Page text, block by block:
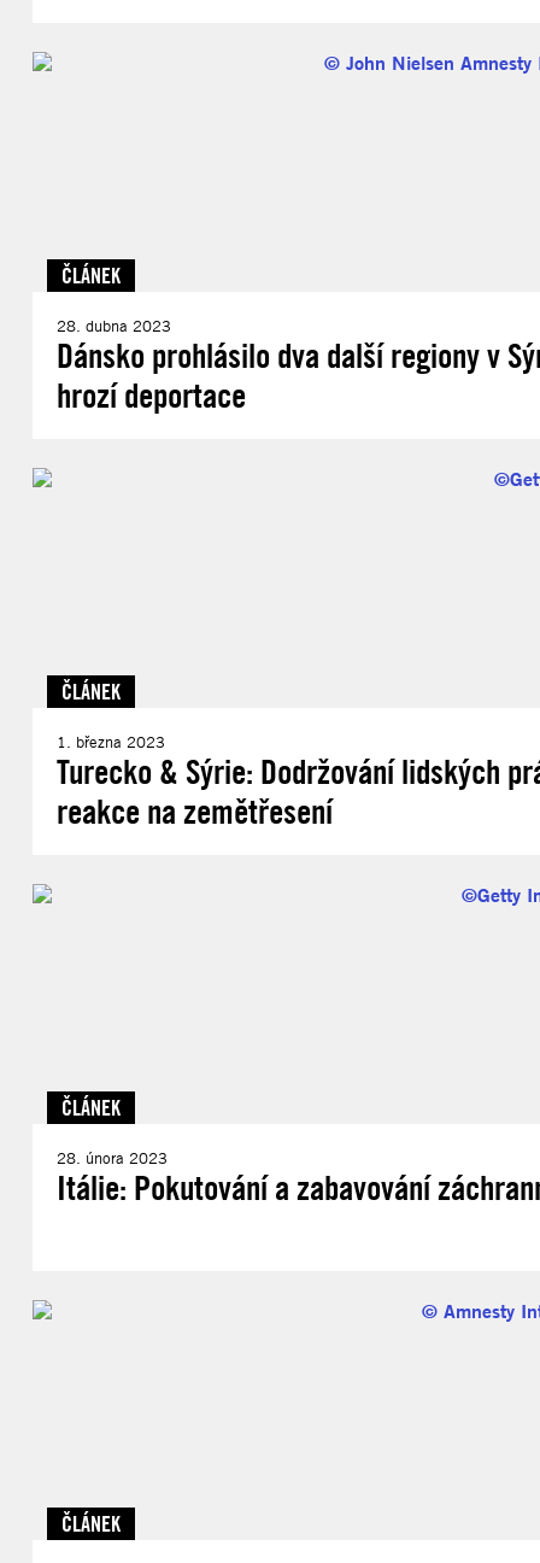
ČLÁNEK
28. dubna 2023
Dánsko prohlásilo dva další regiony v
hrozí deportace
ČLÁNEK
1. března 2023
Turecko & Sýrie: Dodržování lidských
reakce na zemětřesení
ČLÁNEK
28. února 2023
Itálie: Pokutování a zabavování
ČLÁNEK